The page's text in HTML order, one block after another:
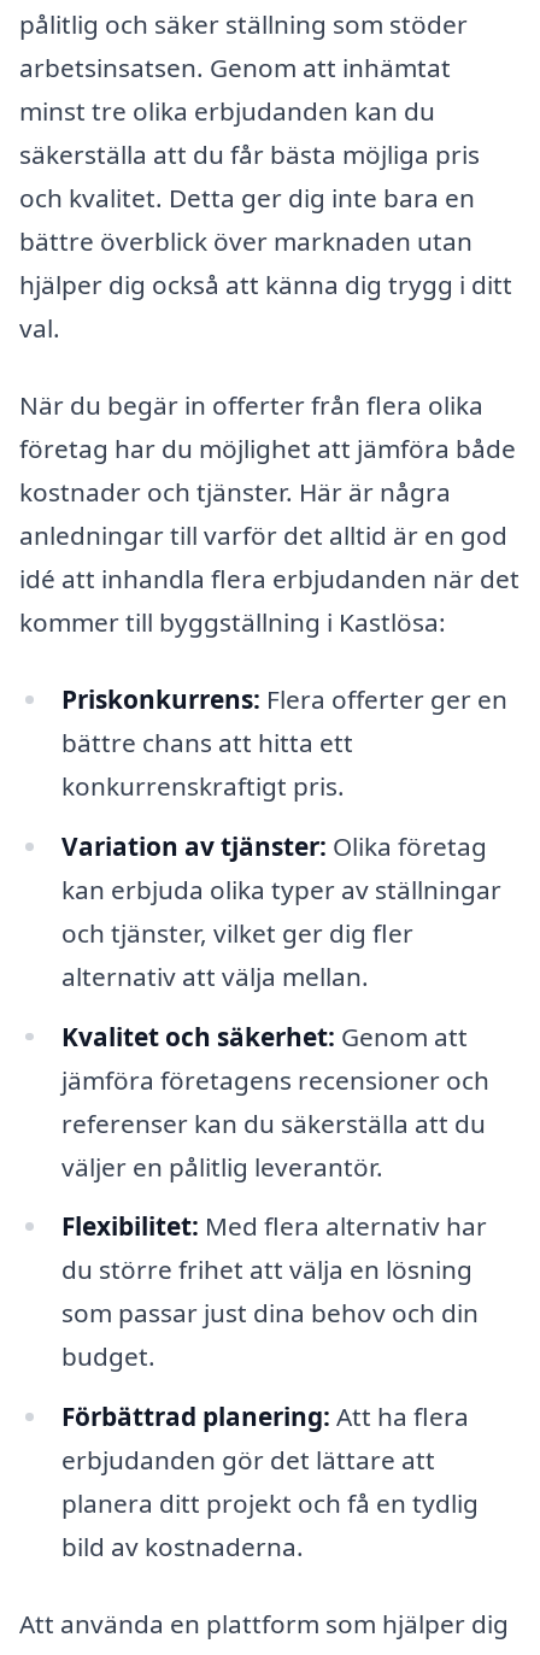
pålitlig och säker ställning som stöder
arbetsinsatsen. Genom att inhämtat
minst tre olika erbjudanden kan du
säkerställa att du får bästa möjliga pris
och kvalitet. Detta ger dig inte bara en
bättre överblick över marknaden utan
hjälper dig också att känna dig trygg i ditt
val.
När du begär in offerter från flera olika
företag har du möjlighet att jämföra både
kostnader och tjänster. Här är några
anledningar till varför det alltid är en god
idé att inhandla flera erbjudanden när det
kommer till byggställning i Kastlösa:
Priskonkurrens: Flera offerter ger en
bättre chans att hitta ett
konkurrenskraftigt pris.
Variation av tjänster: Olika företag
kan erbjuda olika typer av ställningar
och tjänster, vilket ger dig fler
alternativ att välja mellan.
Kvalitet och säkerhet: Genom att
jämföra företagens recensioner och
referenser kan du säkerställa att du
väljer en pålitlig leverantör.
Flexibilitet: Med flera alternativ har
du större frihet att välja en lösning
som passar just dina behov och din
budget.
Förbättrad planering: Att ha flera
erbjudanden gör det lättare att
planera ditt projekt och få en tydlig
bild av kostnaderna.
Att använda en plattform som hjälper dig